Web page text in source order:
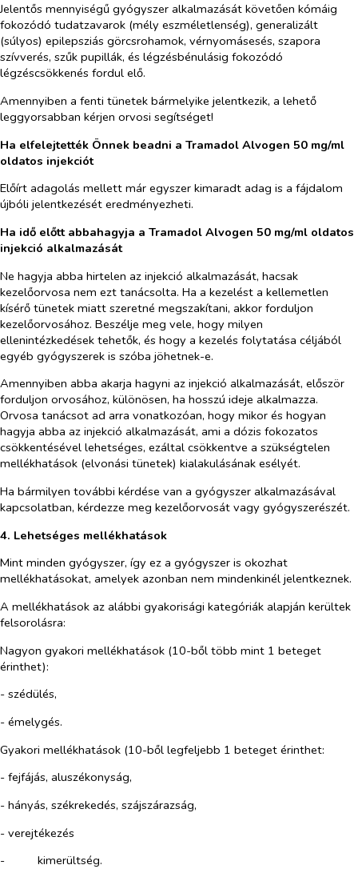
Jelentős mennyiségű gyógyszer alkalmazását követően kómáig
fokozódó tudatzavarok (mély eszméletlenség), generalizált
(súlyos) epilepsziás görcsrohamok, vérnyomásesés, szapora
szívverés, szűk pupillák, és légzésbénulásig fokozódó
légzéscsökkenés fordul elő.
Amennyiben a fenti tünetek bármelyike jelentkezik, a lehető
leggyorsabban kérjen orvosi segítséget!
Ha elfelejtették Önnek beadni a Tramadol Alvogen 50 mg/ml
oldatos injekciót
Előírt adagolás mellett már egyszer kimaradt adag is a fájdalom
újbóli jelentkezését eredményezheti.
Ha idő előtt abbahagyja a Tramadol Alvogen 50 mg/ml oldatos
injekció alkalmazását
Ne hagyja abba hirtelen az injekció alkalmazását, hacsak
kezelőorvosa nem ezt tanácsolta. Ha a kezelést a kellemetlen
kísérő tünetek miatt szeretné megszakítani, akkor forduljon
kezelőorvosához. Beszélje meg vele, hogy milyen
ellenintézkedések tehetők, és hogy a kezelés folytatása céljából
egyéb gyógyszerek is szóba jöhetnek-e.
Amennyiben abba akarja hagyni az injekció alkalmazását, először
forduljon orvosához, különösen, ha hosszú ideje alkalmazza.
Orvosa tanácsot ad arra vonatkozóan, hogy mikor és hogyan
hagyja abba az injekció alkalmazását, ami a dózis fokozatos
csökkentésével lehetséges, ezáltal csökkentve a szükségtelen
mellékhatások (elvonási tünetek) kialakulásának esélyét.
Ha bármilyen további kérdése van a gyógyszer alkalmazásával
kapcsolatban, kérdezze meg kezelőorvosát vagy gyógyszerészét.
4. Lehetséges mellékhatások
Mint minden gyógyszer, így ez a gyógyszer is okozhat
mellékhatásokat, amelyek azonban nem mindenkinél jelentkeznek.
A mellékhatások az alábbi gyakorisági kategóriák alapján kerültek
felsorolásra:
Nagyon gyakori mellékhatások (10-ből több mint 1 beteget
érinthet):
- szédülés,
- émelygés.
Gyakori mellékhatások (10-ből legfeljebb 1 beteget érinthet:
- fejfájás, aluszékonyság,
- hányás, székrekedés, szájszárazság,
- verejtékezés
-​
kimerültség.